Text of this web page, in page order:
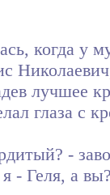
когда у
лучшее
глаза с
-
- Геля, а